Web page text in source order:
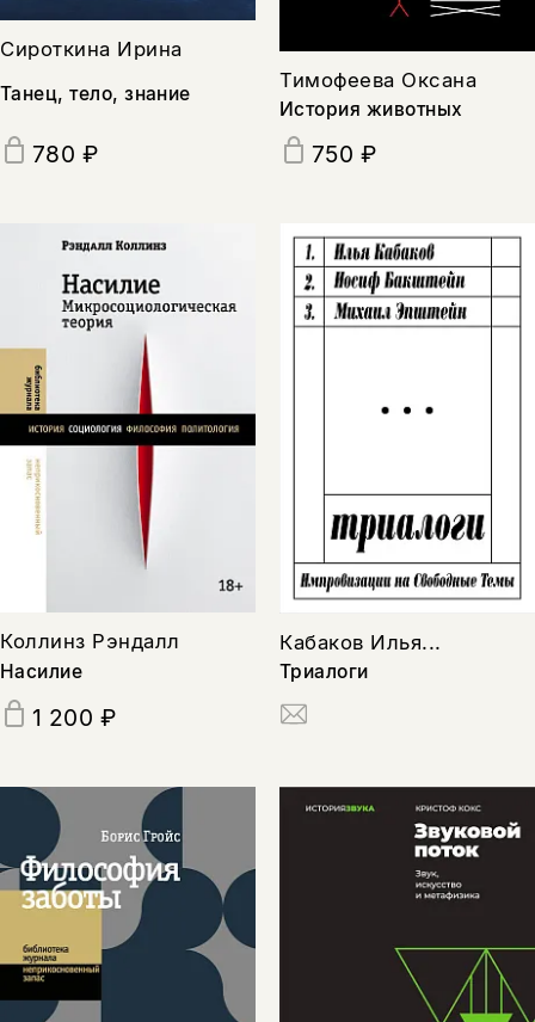
Сироткина Ирина
Танец, тело, знание
780 ₽
Тимофеева Оксана
История животных
750 ₽
Коллинз Рэндалл
Насилие
1 200 ₽
Кабаков Илья...
Триалоги
подписаться
нет, вернуться назад